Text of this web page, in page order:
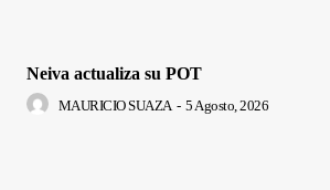
Neiva actualiza su POT
MAURICIO SUAZA - 5 Agosto, 2026